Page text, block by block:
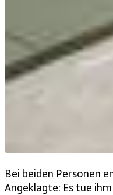
Bei beiden Personen
Angeklagte: Es tue